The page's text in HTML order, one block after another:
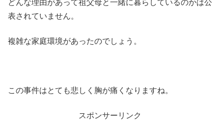
どんな理由があって祖父母と一緒に暮らしているのかは公
表されていません。
複雑な家庭環境があったのでしょう。
この事件はとても悲しく胸が痛くなりますね。
スポンサーリンク